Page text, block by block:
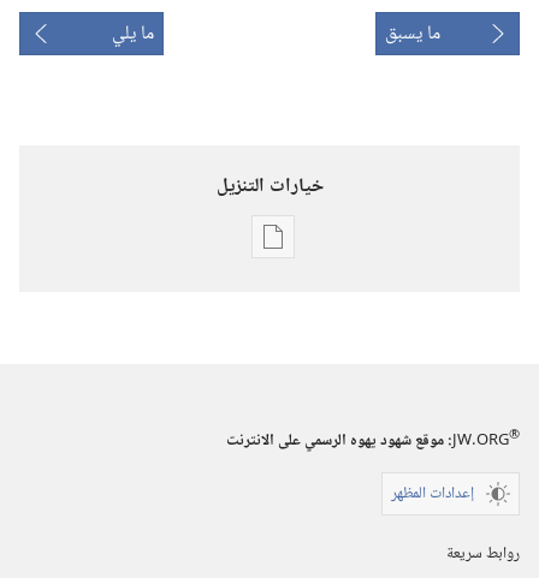
ما يسبق ما يلي
خيارات التنزيل
خيارات
‎٢٠٠٢
JW.ORG®
:‏ موقع شهود يهوه الرسمي على الانترنت
إعدادات المظهر
روابط سريعة